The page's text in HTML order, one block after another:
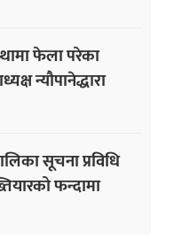
फेला परेका
न्यौपानेद्धारा
सूचना प्रविधि
फन्दामा